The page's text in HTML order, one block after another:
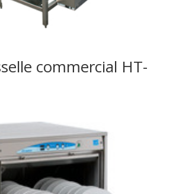
commercial HT-